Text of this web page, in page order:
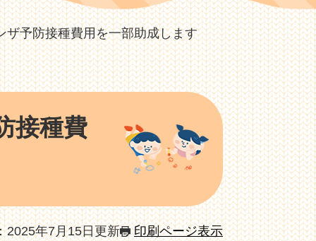
ザ予防接種費用を一部助成します
接種費
2025年7月15日更新 印刷ページ表示